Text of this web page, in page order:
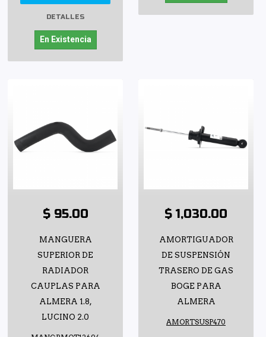
DETALLES
En Existencia
$ 95.00
MANGUERA
SUPERIOR DE
RADIADOR
CAUPLAS PARA
ALMERA 1.8,
LUCINO 2.0
$ 1,030.00
AMORTIGUADOR
DE SUSPENSIÓN
TRASERO DE GAS
BOGE PARA
ALMERA
AMORTSUSP470